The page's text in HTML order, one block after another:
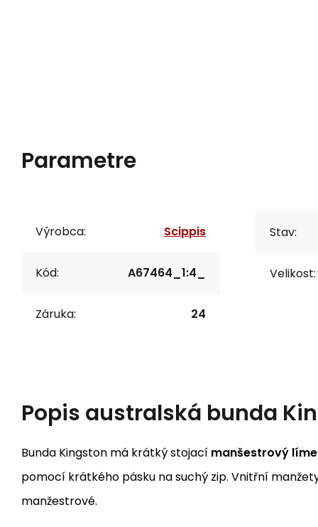
Parametre
Výrobca: Scippis
Kód: A67464_1:4_
Záruka: 24
Stav:
Velikost:
Popis australská bunda
Bunda Kingston má krátký stojací manšestrový
pomocí krátkého pásku na suchý zip. Vnitřní
manžestrové.